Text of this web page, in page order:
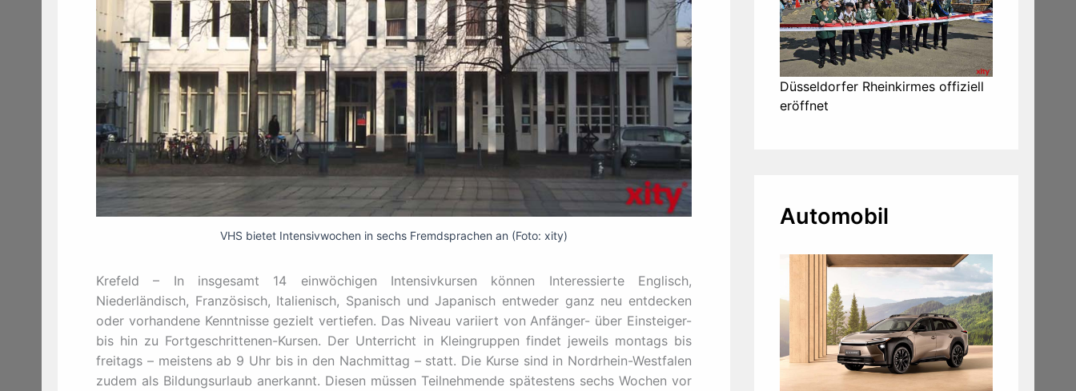
VHS bietet Intensivwochen in sechs Fremdsprachen an (Foto: xity)
Krefeld – In insgesamt 14 einwöchigen Intensivkursen können Interessierte Englisch,
Niederländisch, Französisch, Italienisch, Spanisch und Japanisch entweder ganz neu entdecken
oder vorhandene Kenntnisse gezielt vertiefen. Das Niveau variiert von Anfänger- über Einsteiger-
bis hin zu Fortgeschrittenen-Kursen. Der Unterricht in Kleingruppen findet jeweils montags bis
freitags – meistens ab 9 Uhr bis in den Nachmittag – statt. Die Kurse sind in Nordrhein-Westfalen
zudem als Bildungsurlaub anerkannt. Diesen müssen Teilnehmende spätestens sechs Wochen vor
Düsseldorfer Rheinkirmes offiziell
eröffnet
Automobil